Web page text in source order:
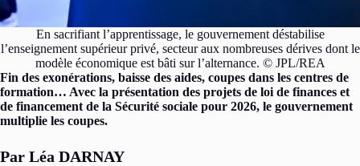
En sacrifiant l’apprentissage, le gouvernement déstabilise
l’enseignement supérieur privé, secteur aux nombreuses dérives dont le
modèle économique est bâti sur l’alternance. © JPL/REA
Fin des exonérations, baisse des aides, coupes dans les centres de
formation… Avec la présentation des projets de loi de finances et
de financement de la Sécurité sociale pour 2026, le gouvernement
multiplie les coupes.
Par Léa DARNAY